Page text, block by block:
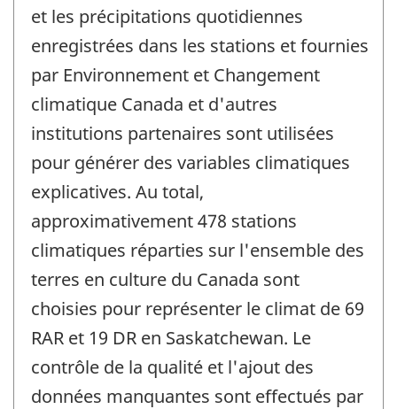
et les précipitations quotidiennes
enregistrées dans les stations et fournies
par Environnement et Changement
climatique Canada et d'autres
institutions partenaires sont utilisées
pour générer des variables climatiques
explicatives. Au total,
approximativement 478 stations
climatiques réparties sur l'ensemble des
terres en culture du Canada sont
choisies pour représenter le climat de 69
RAR et 19 DR en Saskatchewan. Le
contrôle de la qualité et l'ajout des
données manquantes sont effectués par